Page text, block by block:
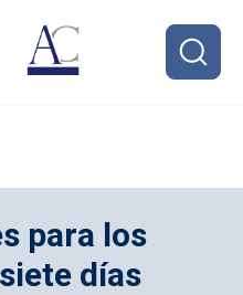
para los
días